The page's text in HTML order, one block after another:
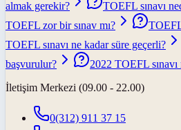
almak gerekir?
TOEFL sınavı
TOEFL zor bir sınav mı?
TOEFL sınavı ne kadar süre geçerli?
başvurulur?
2022 TOEFL sınavı
İletişim Merkezi (09.00 - 22.00)
0(312) 911 37 15